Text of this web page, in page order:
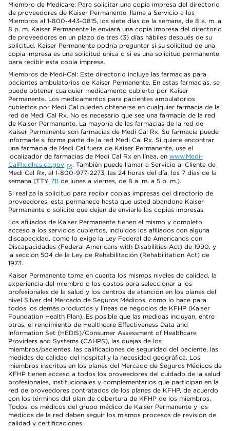
Miembro de Medicare: Para solicitar una copia impresa del directorio
de proveedores de Kaiser Permanente, llame a Servicio a los
Miembros al 1-800-443-0815, los siete días de la semana, de 8 a. m. a
8 p. m. Kaiser Permanente le enviará una copia impresa del directorio
de proveedores en un plazo de tres (3) días hábiles después de su
solicitud. Kaiser Permanente podría preguntar si su solicitud de una
copia impresa es una solicitud única o si es una solicitud permanente
para recibir esta copia impresa.
Miembros de Medi-Cal: Este directorio incluye las farmacias para
pacientes ambulatorios de Kaiser Permanente. En estas farmacias, se
puede obtener cualquier medicamento cubierto por Kaiser
Permanente. Los medicamentos para pacientes ambulatorios
cubiertos por Medi Cal pueden obtenerse en cualquier farmacia de la
red de Medi Cal Rx. No es necesario que sea una farmacia de la red
de Kaiser Permanente. La mayoría de las farmacias de la red de
Kaiser Permanente son farmacias de Medi Cal Rx. Su farmacia puede
informarle si forma parte de la red Medi Cal Rx. Si quiere encontrar
una farmacia de Medi Cal fuera de Kaiser Permanente, use el
localizador de farmacias de Medi Cal Rx en línea, en www.Medi-
CalRx.dhcs.ca.gov
. También puede llamar a Servicio al Cliente de
Medi Cal Rx, al 1-800-977-2273, las 24 horas del día, los 7 días de la
semana (TTY 711 de lunes a viernes, de 8 a. m. a 5 p. m.).
Si realiza la solicitud para recibir copias impresas del directorio de
proveedores, esta permanece hasta que usted abandone Kaiser
Permanente o solicite que dejen de enviarle las copias impresas.
Los afiliados de Kaiser Permanente tienen el mismo y completo
acceso a los servicios cubiertos, incluidos los afiliados con alguna
discapacidad, como lo exige la Ley Federal de Americanos con
Discapacidades (Federal Americans with Disabilities Act) de 1990, y
la sección 504 de la Ley de Rehabilitación (Rehabilitation Act) de
1973.
Kaiser Permanente toma en cuenta los mismos niveles de calidad, la
experiencia del miembro o los costos para seleccionar a los
profesionales de la salud y los centros de atención en los planes del
nivel Silver del Mercado de Seguros Médicos, como lo hace para
todos los demás productos y líneas de negocios de KFHP (Kaiser
Foundation Health Plan). Es posible que las medidas incluyan, entre
otras, el rendimiento de Healthcare Effectiveness Data and
Information Set (HEDIS)/Consumer Assessment of Healthcare
Providers and Systems (CAHPS), las quejas de los
miembros/pacientes, las calificaciones de seguridad del paciente, las
medidas de calidad del hospital y la necesidad geográfica. Los
miembros inscritos en los planes del Mercado de Seguros Médicos de
KFHP tienen acceso a todos los proveedores del cuidado de la salud
profesionales, institucionales y complementarios que participan en la
red de proveedores contratados de los planes de KFHP, de acuerdo
con los términos del plan de cobertura de KFHP de los miembros.
Todos los médicos del grupo médico de Kaiser Permanente y los
médicos de la red deben seguir los mismos procesos de revisión de
calidad y certificaciones.